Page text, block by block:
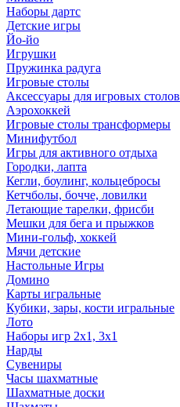
Наборы дартс
Детские игры
Йо-йо
Игрушки
Пружинка радуга
Игровые столы
Аксессуары для игровых столов
Аэрохоккей
Игровые столы трансформеры
Минифутбол
Игры для активного отдыха
Городки, лапта
Кегли, боулинг, кольцебросы
Кетчболы, бочче, ловилки
Летающие тарелки, фрисби
Мешки для бега и прыжков
Мини-гольф, хоккей
Мячи детские
Настольные Игры
Домино
Карты игральные
Кубики, зары, кости игральные
Лото
Наборы игр 2х1, 3х1
Нарды
Сувениры
Часы шахматные
Шахматные доски